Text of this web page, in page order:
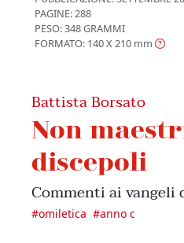
PAGINE: 288
PESO: 348 GRAMMI
FORMATO: 140 X 210 mm
Battista Borsato
Non
discepoli
Commenti ai vangeli
#omiletica #anno c